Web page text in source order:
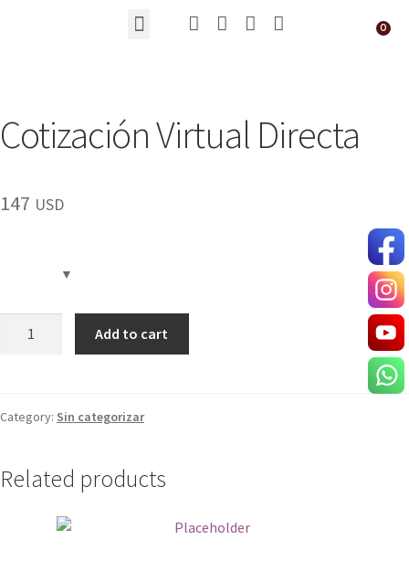
Cotización Virtual Directa
147 USD
Add to cart
Category: Sin categorizar
Related products